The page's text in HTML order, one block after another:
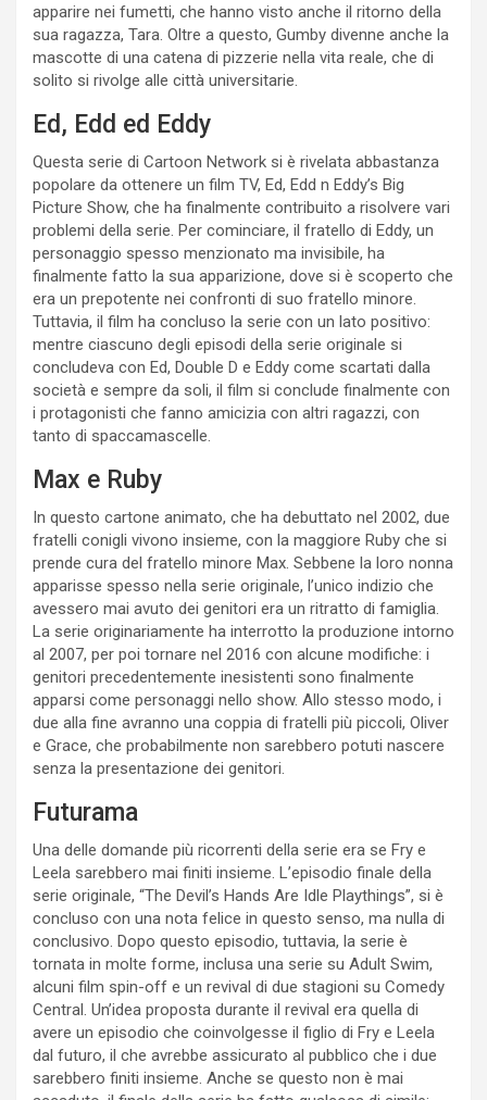
apparire nei fumetti, che hanno visto anche il ritorno della
sua ragazza, Tara. Oltre a questo, Gumby divenne anche la
mascotte di una catena di pizzerie nella vita reale, che di
solito si rivolge alle città universitarie.
Ed, Edd ed Eddy
Questa serie di Cartoon Network si è rivelata abbastanza
popolare da ottenere un film TV, Ed, Edd n Eddy’s Big
Picture Show, che ha finalmente contribuito a risolvere vari
problemi della serie. Per cominciare, il fratello di Eddy, un
personaggio spesso menzionato ma invisibile, ha
finalmente fatto la sua apparizione, dove si è scoperto che
era un prepotente nei confronti di suo fratello minore.
Tuttavia, il film ha concluso la serie con un lato positivo:
mentre ciascuno degli episodi della serie originale si
concludeva con Ed, Double D e Eddy come scartati dalla
società e sempre da soli, il film si conclude finalmente con
i protagonisti che fanno amicizia con altri ragazzi, con
tanto di spaccamascelle.
Max e Ruby
In questo cartone animato, che ha debuttato nel 2002, due
fratelli conigli vivono insieme, con la maggiore Ruby che si
prende cura del fratello minore Max. Sebbene la loro nonna
apparisse spesso nella serie originale, l’unico indizio che
avessero mai avuto dei genitori era un ritratto di famiglia.
La serie originariamente ha interrotto la produzione intorno
al 2007, per poi tornare nel 2016 con alcune modifiche: i
genitori precedentemente inesistenti sono finalmente
apparsi come personaggi nello show. Allo stesso modo, i
due alla fine avranno una coppia di fratelli più piccoli, Oliver
e Grace, che probabilmente non sarebbero potuti nascere
senza la presentazione dei genitori.
Futurama
Una delle domande più ricorrenti della serie era se Fry e
Leela sarebbero mai finiti insieme. L’episodio finale della
serie originale, “The Devil’s Hands Are Idle Playthings”, si è
concluso con una nota felice in questo senso, ma nulla di
conclusivo. Dopo questo episodio, tuttavia, la serie è
tornata in molte forme, inclusa una serie su Adult Swim,
alcuni film spin-off e un revival di due stagioni su Comedy
Central. Un’idea proposta durante il revival era quella di
avere un episodio che coinvolgesse il figlio di Fry e Leela
dal futuro, il che avrebbe assicurato al pubblico che i due
sarebbero finiti insieme. Anche se questo non è mai